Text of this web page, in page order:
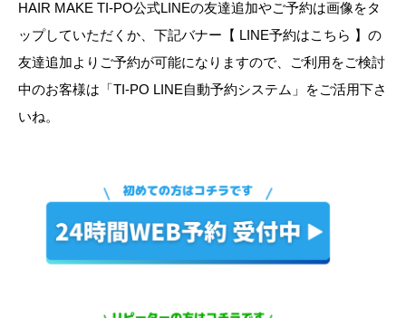
HAIR MAKE TI-PO公式LINEの友達追加やご予約は画像をタ
ップしていただくか、下記バナー【 LINE予約はこちら 】の
友達追加よりご予約が可能になりますので、ご利用をご検討
中のお客様は「TI-PO LINE自動予約システム」をご活用下さ
いね。